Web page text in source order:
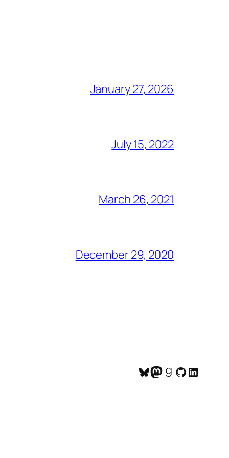
January 27, 2026
July 15, 2022
March 26, 2021
December 29, 2020
Bluesky
Mastodon
Goodreads
GitHub